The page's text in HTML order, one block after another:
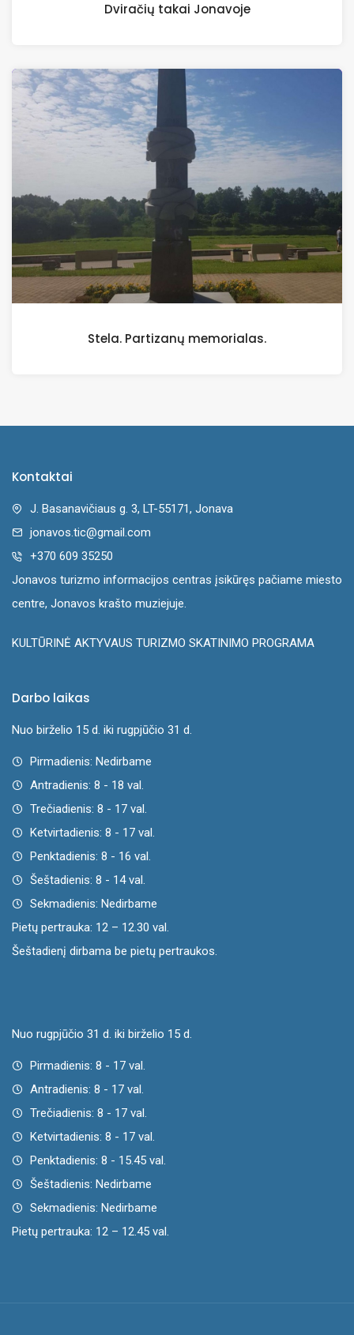
Dviračių takai Jonavoje
Stela. Partizanų memorialas.
Kontaktai
J. Basanavičiaus g. 3, LT-55171, Jonava
jonavos.tic@gmail.com
+370 609 35250
Jonavos turizmo informacijos centras įsikūręs pačiame miesto
centre, Jonavos krašto muziejuje.
KULTŪRINĖ AKTYVAUS TURIZMO SKATINIMO PROGRAMA
Darbo laikas
Nuo birželio 15 d. iki rugpjūčio 31 d.
Pirmadienis: Nedirbame
Antradienis: 8 - 18 val.
Trečiadienis: 8 - 17 val.
Ketvirtadienis: 8 - 17 val.
Penktadienis: 8 - 16 val.
Šeštadienis: 8 - 14 val.
Sekmadienis: Nedirbame
Pietų pertrauka: 12 – 12.30 val.
Šeštadienį dirbama be pietų pertraukos.
Nuo rugpjūčio 31 d. iki birželio 15 d.
Pirmadienis: 8 - 17 val.
Antradienis: 8 - 17 val.
Trečiadienis: 8 - 17 val.
Ketvirtadienis: 8 - 17 val.
Penktadienis: 8 - 15.45 val.
Šeštadienis: Nedirbame
Sekmadienis: Nedirbame
Pietų pertrauka: 12 – 12.45 val.